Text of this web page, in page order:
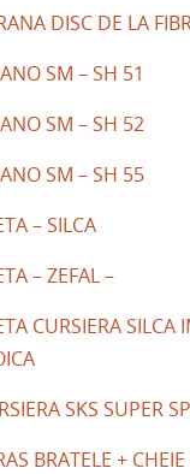
DISC DE LA
SM – SH 51
SM – SH 52
SM – SH 55
– SILCA
– ZEFAL –
CURSIERA SILCA
SKS SUPER
BRATELE +